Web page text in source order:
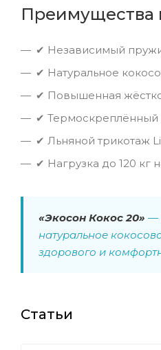
Преимущества
✔ Независимый
✔ Натуральное
✔ Повышенная
✔ Термоскреплённый
✔ Льняной трикотаж
✔ Нагрузка до 120 кг
«Экосон Кокос 20» —
натуральное
здорового и
Статьи